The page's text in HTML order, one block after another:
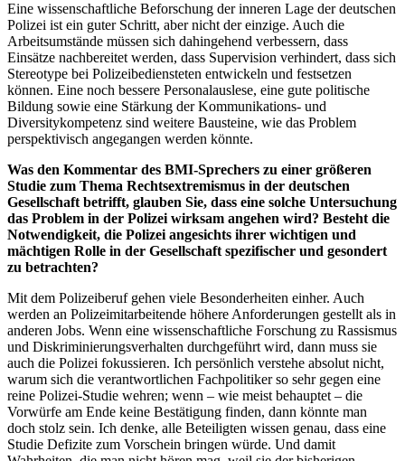
Eine wissenschaftliche Beforschung der inneren Lage der deutschen
Polizei ist ein guter Schritt, aber nicht der einzige. Auch die
Arbeitsumstände müssen sich dahingehend verbessern, dass
Einsätze nachbereitet werden, dass Supervision verhindert, dass sich
Stereotype bei Polizeibediensteten entwickeln und festsetzen
können. Eine noch bessere Personalauslese, eine gute politische
Bildung sowie eine Stärkung der Kommunikations- und
Diversitykompetenz sind weitere Bausteine, wie das Problem
perspektivisch angegangen werden könnte.
Was den Kommentar des BMI-Sprechers zu einer größeren
Studie zum Thema Rechtsextremismus in der deutschen
Gesellschaft betrifft, glauben Sie, dass eine solche Untersuchung
das Problem in der Polizei wirksam angehen wird? Besteht die
Notwendigkeit, die Polizei angesichts ihrer wichtigen und
mächtigen Rolle in der Gesellschaft spezifischer und gesondert
zu betrachten?
Mit dem Polizeiberuf gehen viele Besonderheiten einher. Auch
werden an Polizeimitarbeitende höhere Anforderungen gestellt als in
anderen Jobs. Wenn eine wissenschaftliche Forschung zu Rassismus
und Diskriminierungsverhalten durchgeführt wird, dann muss sie
auch die Polizei fokussieren. Ich persönlich verstehe absolut nicht,
warum sich die verantwortlichen Fachpolitiker so sehr gegen eine
reine Polizei-Studie wehren; wenn – wie meist behauptet – die
Vorwürfe am Ende keine Bestätigung finden, dann könnte man
doch stolz sein. Ich denke, alle Beteiligten wissen genau, dass eine
Studie Defizite zum Vorschein bringen würde. Und damit